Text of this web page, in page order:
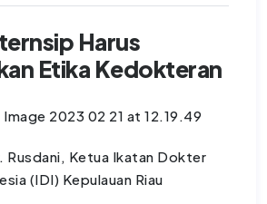
Harus
Etika Kedokteran
Rusdani, Ketua Ikatan Dokter
(IDI) Kepulauan Riau